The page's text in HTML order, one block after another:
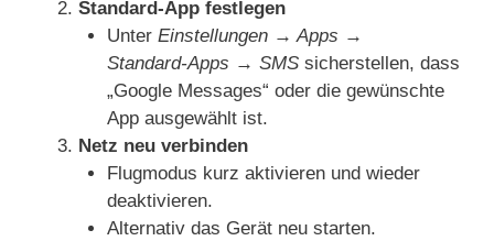
e
o
Standard‑App festlegen
Unter Einstellungen → Apps →
Standard‑Apps → SMSsicherstellen, dass
„Google Messages“ oder die gewünschte
App ausgewählt ist.
Netz neu verbinden
Flugmodus kurz aktivieren und wieder
deaktivieren.
Alternativ das Gerät neu starten.